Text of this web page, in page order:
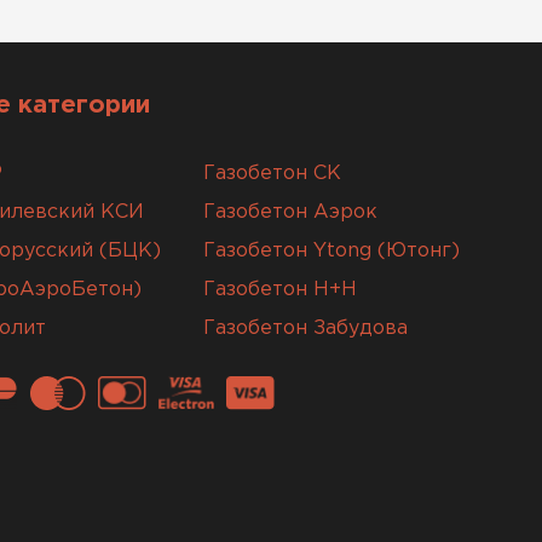
категории
Газобетон СК
КСИ Газобетон Аэрок
(БЦК) Газобетон Ytong (Ютонг)
Газобетон H+H
Газобетон Забудова